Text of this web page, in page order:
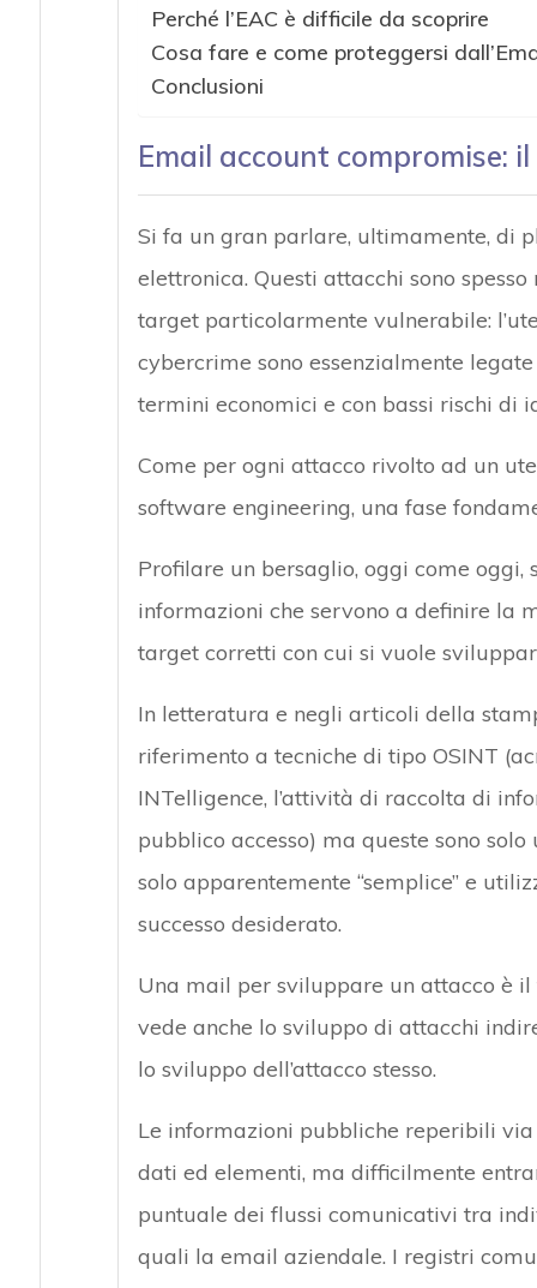
Perché l’EAC è difficile da scoprire
Cosa fare e come proteggersi
Conclusioni
Email account compromise:
Si fa un gran parlare, ultimamente, di
elettronica. Questi attacchi sono
target particolarmente vulnerabile:
cybercrime sono essenzialmente
termini economici e con bassi rischi di
Come per ogni attacco rivolto ad un
software engineering, una fase
Profilare un bersaglio, oggi come
informazioni che servono a definire la
target corretti con cui si vuole
In letteratura e negli articoli della
riferimento a tecniche di tipo OSINT
INTelligence, l’attività di raccolta di
pubblico accesso) ma queste sono
solo apparentemente “semplice” e
successo desiderato.
Una mail per sviluppare un attacco è il
vede anche lo sviluppo di attacchi
lo sviluppo dell’attacco stesso.
Le informazioni pubbliche reperibili
dati ed elementi, ma difficilmente
puntuale dei flussi comunicativi tra
quali la email aziendale. I registri